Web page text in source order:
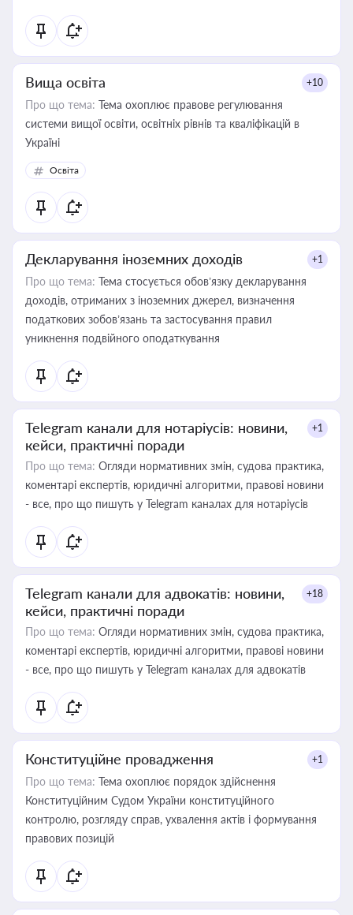
Вища освіта +10
Про що тема: Тема охоплює правове регулювання
системи вищої освіти, освітніх рівнів та кваліфікацій в
Україні
Освіта
Декларування іноземних доходів +1
Про що тема: Тема стосується обов’язку декларування
доходів, отриманих з іноземних джерел, визначення
податкових зобов’язань та застосування правил
уникнення подвійного оподаткування
Telegram канали для нотаріусів: новини,
кейси, практичні поради
+1
Про що тема: Огляди нормативних змін, судова практика,
коментарі експертів, юридичні алгоритми, правові новини
- все, про що пишуть у Telegram каналах для нотаріусів
Telegram канали для адвокатів: новини,
кейси, практичні поради
+18
Про що тема: Огляди нормативних змін, судова практика,
коментарі експертів, юридичні алгоритми, правові новини
- все, про що пишуть у Telegram каналах для адвокатів
Конституційне провадження +1
Про що тема: Тема охоплює порядок здійснення
Конституційним Судом України конституційного
контролю, розгляду справ, ухвалення актів і формування
правових позицій